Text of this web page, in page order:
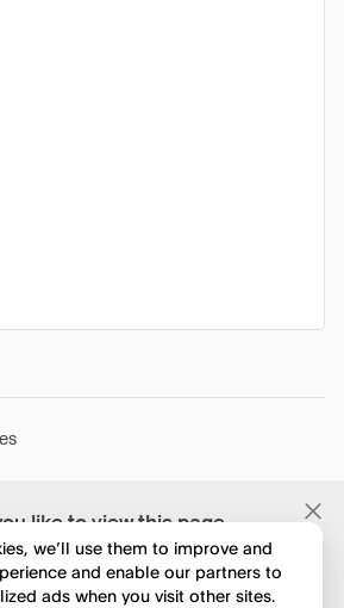
like to view this page
in English?
we’ll use them to improve and
and enable our partners to
ads when you visit other sites.